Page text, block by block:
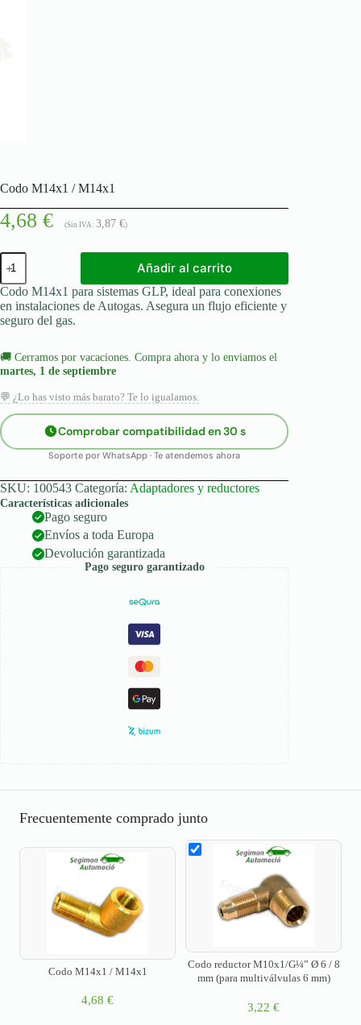
Codo M14x1 / M14x1
4,68 € (Sin IVA: 3,87 €)
Codo
M14x1
/
M14x1
cantidad
Añadir al carrito
Codo M14x1 para sistemas GLP, ideal para conexiones
en instalaciones de Autogas. Asegura un flujo eficiente y
seguro del gas.
🚚 Cerramos por vacaciones. Compra ahora y lo enviamos el
martes, 1 de septiembre
💬 ¿Lo has visto más barato? Te lo igualamos.
Comprobar compatibilidad en 30 s
Soporte por WhatsApp · Te atendemos ahora
SKU: 100543 Categoría: Adaptadores y reductores
Características adicionales
Pago seguro
Envíos a toda Europa
Devolución garantizada
Pago seguro garantizado
Frecuentemente comprado junto
Codo M14x1 / M14x1
4,68 €
Codo reductor M10x1/G¼” Ø 6 / 8
mm (para multiválvulas 6 mm)
3,22 €